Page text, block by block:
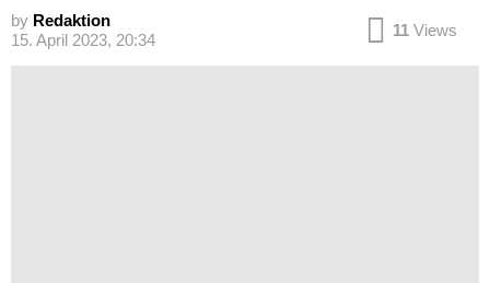
by Redaktion
15. April 2023, 20:34
11 Views